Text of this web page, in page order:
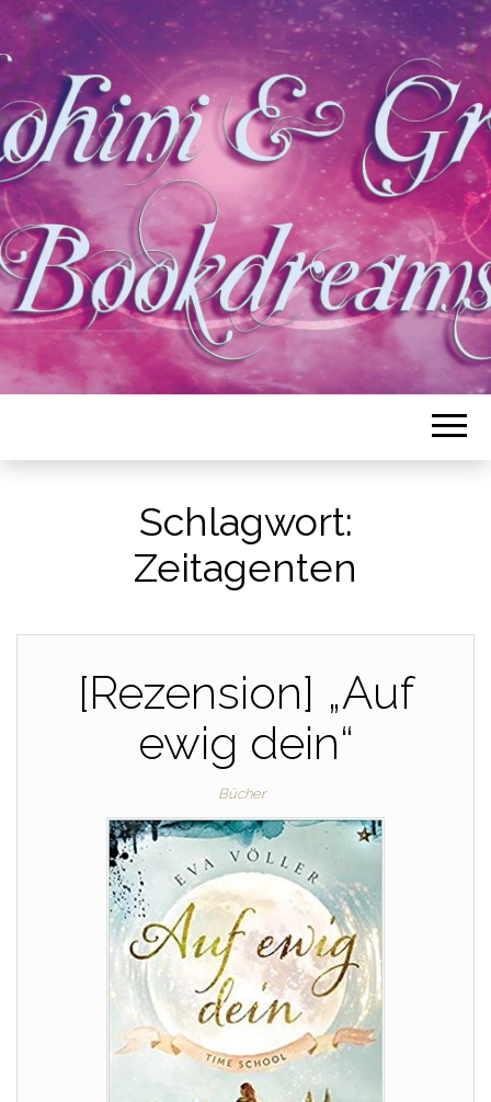
Schlagwort:
Zeitagenten
[Rezension] „Auf
ewig dein“
Bücher